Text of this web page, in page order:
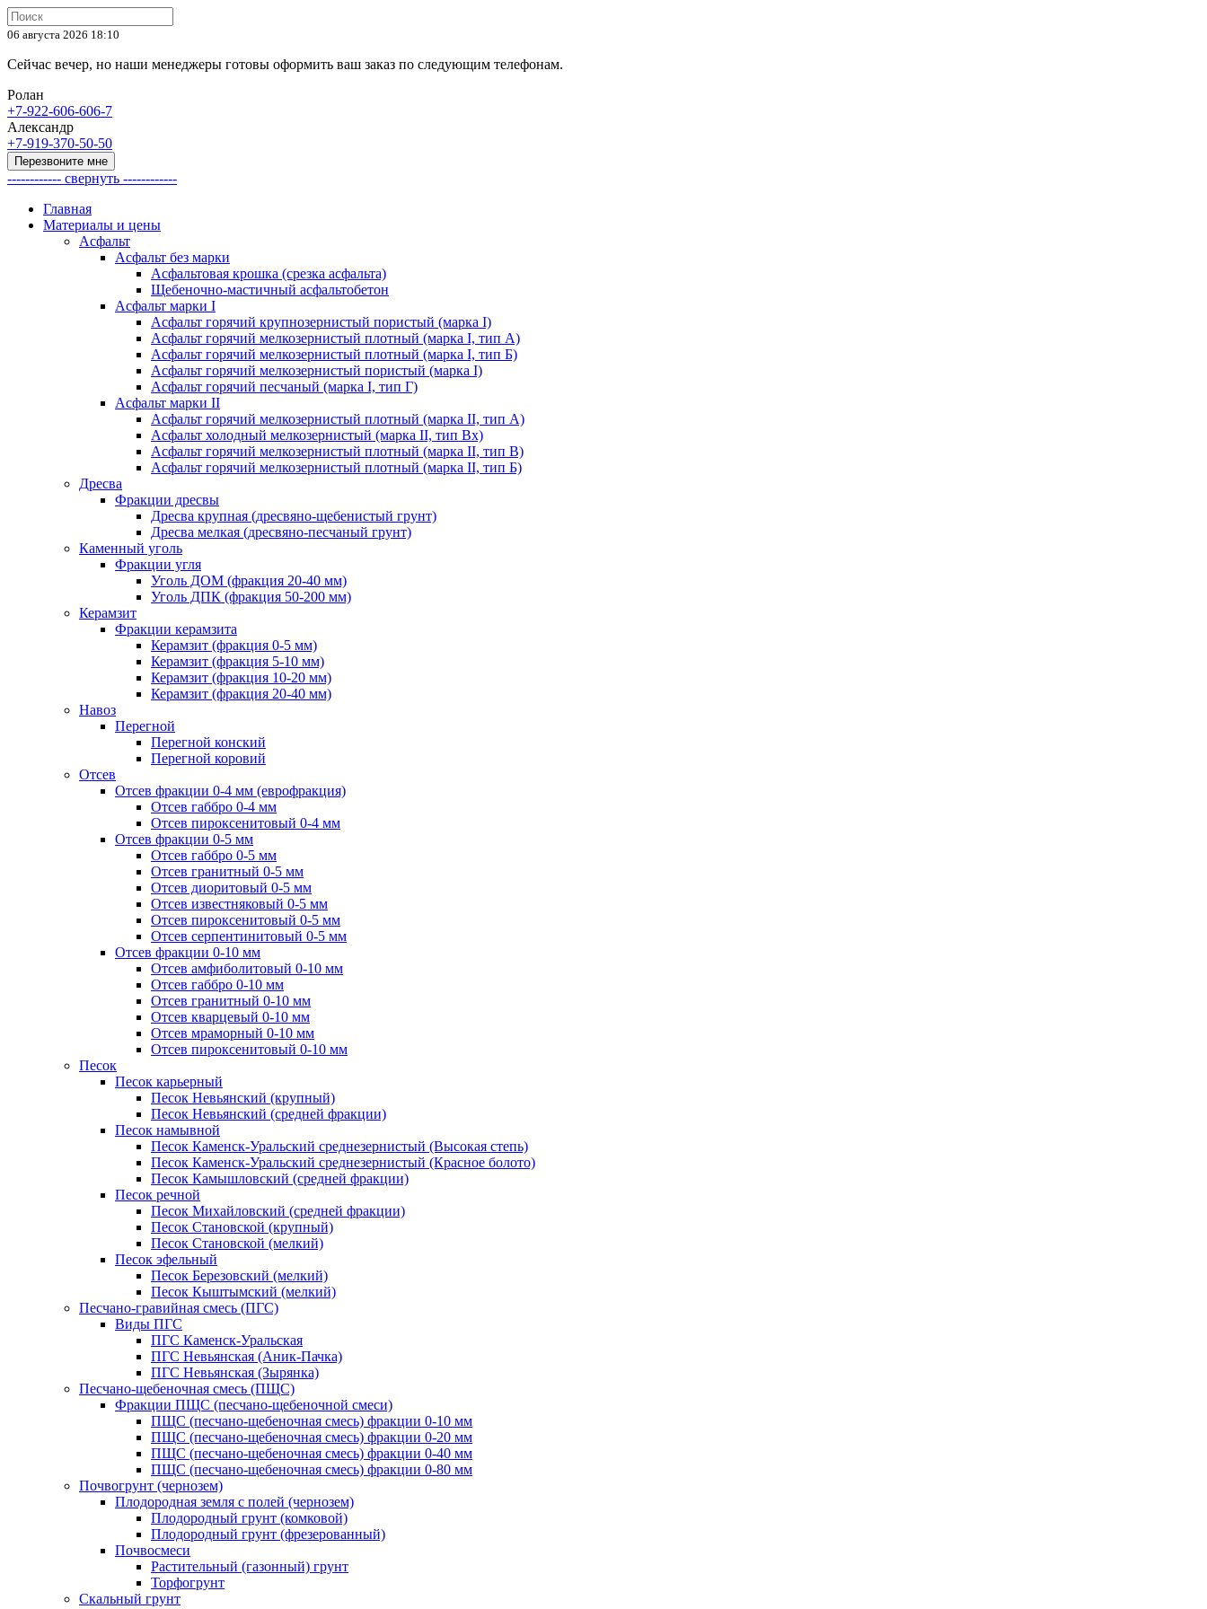
06 августа 2026 18:10
Cейчас вечер, но наши менеджеры готовы оформить ваш заказ по следующим телефонам.
Ролан
+7-922-606-606-7
Александр
+7-919-370-50-50
Перезвоните мне
------------ свернуть ------------
Главная
Материалы и цены
Асфальт
Асфальт без марки
Асфальтовая крошка (срезка асфальта)
Щебеночно-мастичный асфальтобетон
Асфальт марки I
Асфальт горячий крупнозернистый пористый (марка I)
Асфальт горячий мелкозернистый плотный (марка I, тип А)
Асфальт горячий мелкозернистый плотный (марка I, тип Б)
Асфальт горячий мелкозернистый пористый (марка I)
Асфальт горячий песчаный (марка I, тип Г)
Асфальт марки II
Асфальт горячий мелкозернистый плотный (марка II, тип А)
Асфальт холодный мелкозернистый (марка II, тип Вх)
Асфальт горячий мелкозернистый плотный (марка II, тип В)
Асфальт горячий мелкозернистый плотный (марка II, тип Б)
Дресва
Фракции дресвы
Дресва крупная (дресвяно-щебенистый грунт)
Дресва мелкая (дресвяно-песчаный грунт)
Каменный уголь
Фракции угля
Уголь ДОМ (фракция 20-40 мм)
Уголь ДПК (фракция 50-200 мм)
Керамзит
Фракции керамзита
Керамзит (фракция 0-5 мм)
Керамзит (фракция 5-10 мм)
Керамзит (фракция 10-20 мм)
Керамзит (фракция 20-40 мм)
Навоз
Перегной
Перегной конский
Перегной коровий
Отсев
Отсев фракции 0-4 мм (еврофракция)
Отсев габбро 0-4 мм
Отсев пироксенитовый 0-4 мм
Отсев фракции 0-5 мм
Отсев габбро 0-5 мм
Отсев гранитный 0-5 мм
Отсев диоритовый 0-5 мм
Отсев известняковый 0-5 мм
Отсев пироксенитовый 0-5 мм
Отсев серпентинитовый 0-5 мм
Отсев фракции 0-10 мм
Отсев амфиболитовый 0-10 мм
Отсев габбро 0-10 мм
Отсев гранитный 0-10 мм
Отсев кварцевый 0-10 мм
Отсев мраморный 0-10 мм
Отсев пироксенитовый 0-10 мм
Песок
Песок карьерный
Песок Невьянский (крупный)
Песок Невьянский (средней фракции)
Песок намывной
Песок Каменск-Уральский среднезернистый (Высокая степь)
Песок Каменск-Уральский среднезернистый (Красное болото)
Песок Камышловский (средней фракции)
Песок речной
Песок Михайловский (средней фракции)
Песок Становской (крупный)
Песок Становской (мелкий)
Песок эфельный
Песок Березовский (мелкий)
Песок Кыштымский (мелкий)
Песчано-гравийная смесь (ПГС)
Виды ПГС
ПГС Каменск-Уральская
ПГС Невьянская (Аник-Пачка)
ПГС Невьянская (Зырянка)
Песчано-щебеночная смесь (ПЩС)
Фракции ПЩС (песчано-щебеночной смеси)
ПЩС (песчано-щебеночная смесь) фракции 0-10 мм
ПЩС (песчано-щебеночная смесь) фракции 0-20 мм
ПЩС (песчано-щебеночная смесь) фракции 0-40 мм
ПЩС (песчано-щебеночная смесь) фракции 0-80 мм
Почвогрунт (чернозем)
Плодородная земля с полей (чернозем)
Плодородный грунт (комковой)
Плодородный грунт (фрезерованный)
Почвосмеси
Растительный (газонный) грунт
Торфогрунт
Скальный грунт